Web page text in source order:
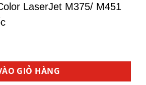
LaserJet M375/ M451
HP 305A Magenta CE413A số lượng
GIỎ HÀNG